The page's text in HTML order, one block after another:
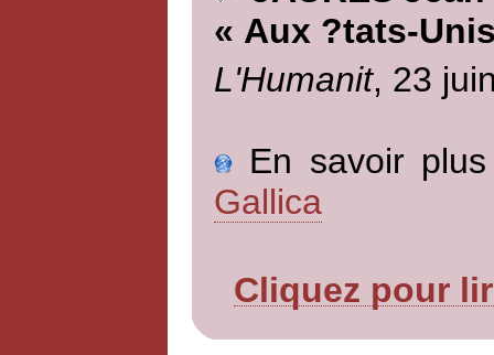
« Aux ?tats-
L'Humanit, 23
En savoir
Gallica
Cliquez pour